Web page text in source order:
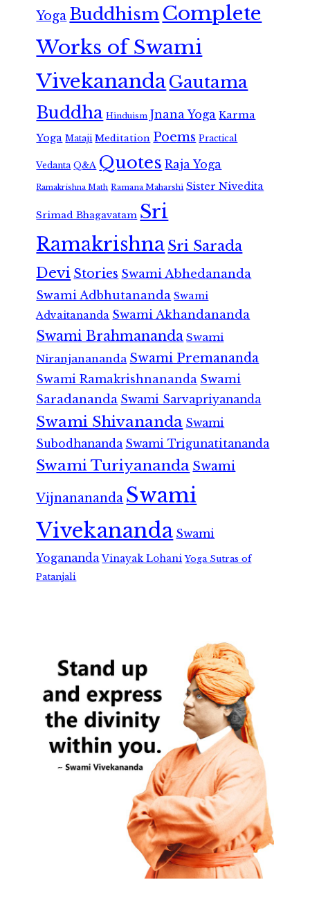
Yoga Buddhism Complete
Works of Swami
VivekanandaGautama
Buddha Hinduism Jnana Yoga Karma
Yoga Mataji Meditation Poems Practical
Vedanta Q&A Quotes Raja Yoga
Ramakrishna Math Ramana Maharshi Sister Nivedita
Srimad Bhagavatam Sri
RamakrishnaSri Sarada
Devi Stories Swami Abhedananda
Swami Adbhutananda Swami
Advaitananda Swami Akhandananda
Swami Brahmananda Swami
Niranjanananda Swami Premananda
Swami Ramakrishnananda Swami
Saradananda Swami Sarvapriyananda
Swami Shivananda Swami
Subodhananda Swami Trigunatitananda
Swami Turiyananda Swami
Vijnanananda Swami
Vivekananda Swami
Yogananda Vinayak Lohani Yoga Sutras of
Patanjali